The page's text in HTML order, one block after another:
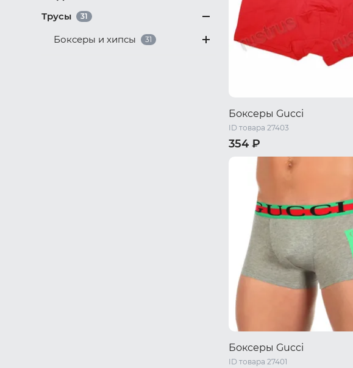
Трусы
31
Боксеры и хипсы 31
Боксеры Gucci
ID товара 27403
354 ₽
XXL
Боксеры Gucci
ID товара 27401